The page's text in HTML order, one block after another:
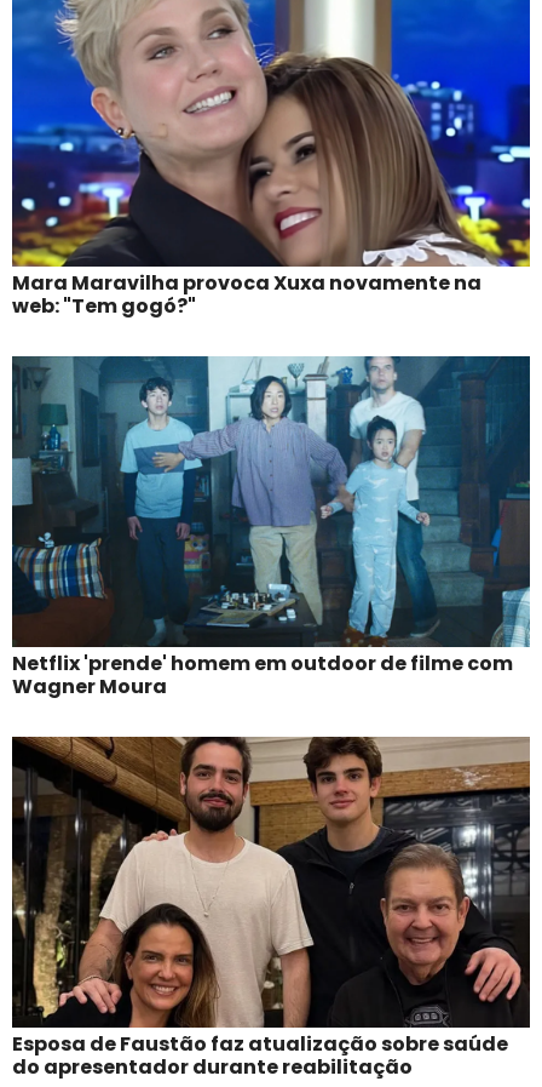
Mara Maravilha provoca Xuxa novamente na
web: "Tem gogó?"
Netflix 'prende' homem em outdoor de filme com
Wagner Moura
Esposa de Faustão faz atualização sobre saúde
do apresentador durante reabilitação